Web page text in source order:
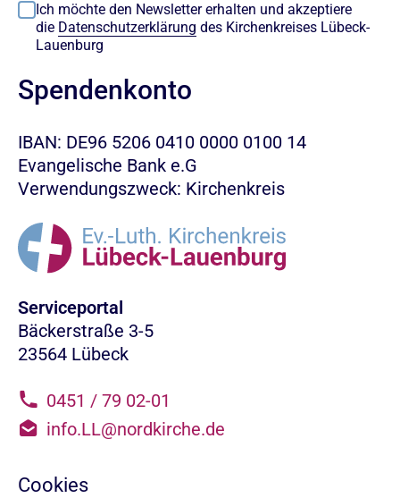
Ich möchte den Newsletter erhalten und akzeptiere
die Datenschutzerklärung des Kirchenkreises Lübeck-
Lauenburg
Spendenkonto
IBAN: DE96 5206 0410 0000 0100 14
Evangelische Bank e.G
Verwendungszweck: Kirchenkreis
Serviceportal
Bäckerstraße 3-5
23564 Lübeck
0451 / 79 02-01
info.LL@nordkirche.de
Cookies